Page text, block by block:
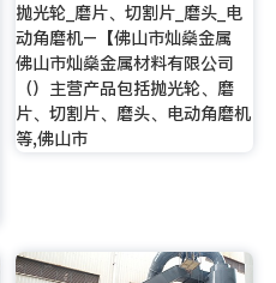
抛光轮_磨片、切割片_磨头_电
动角磨机–【佛山市灿燊金属
佛山市灿燊金属材料有限公司
（）主营产品包括抛光轮、磨
片、切割片、磨头、电动角磨机
等,佛山市